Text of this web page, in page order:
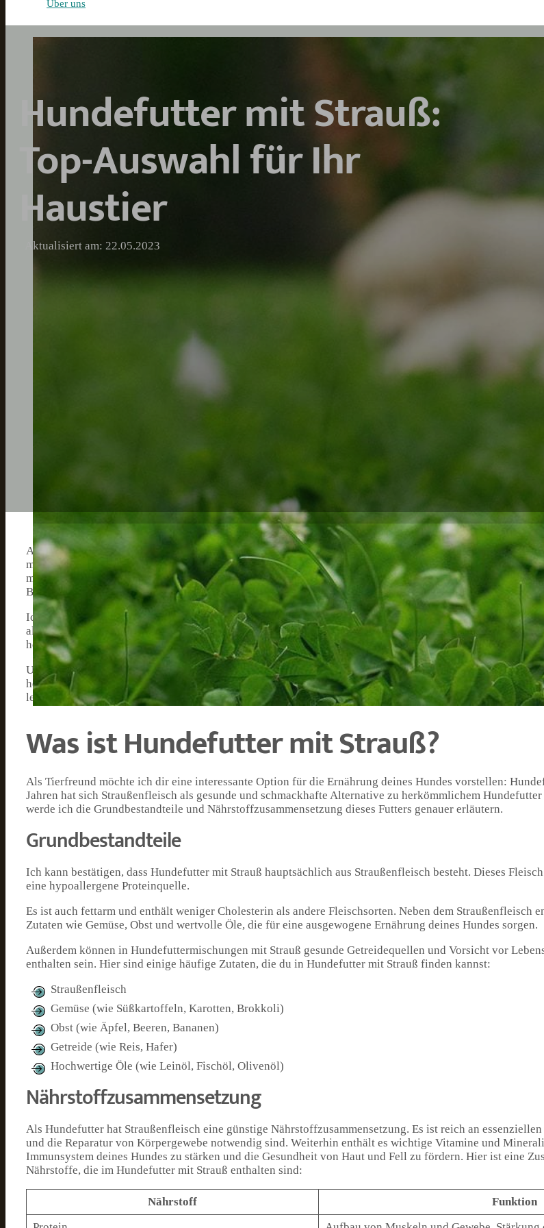
Über uns
Hundefutter mit Strauß:
Top-Auswahl für Ihr
Haustier
Aktualisiert am: 22.05.2023
Als erfahrene Hundebesitzerin und ernährungsbewusste Tierhalterin habe ich viel Zeit und Energie darauf
meine Hunde zu finden. Ich habe unterschiedliche Futtersorten ausprobiert, um herauszufinden, welche
meiner Vierbeiner sind. Innerhalb meiner Recherche bin ich auf Hundefutter mit Strauß gestoßen und
Beobachtungen dazu mit dir teilen.
Ich habe festgestellt, dass Hundefutter mit Strauß als Proteinquelle besonders gut verträglich ist, da
allergenarm ist. Viele Hunde leiden unter Futtermittelallergien oder -unverträglichkeiten, und in solchen
hervorragende Alternative zu herkömmlichen Fleischsorten bieten.
Um deine wichtigste Frage direkt zu beantworten: Hundefutter mit Strauß ist eine gesunde und oft besser
herkömmlichen Futtersorten. Es kann helfen, allergische Reaktionen und Verdauungsprobleme bei Hunden
leicht verdauliche und nährstoffreiche Proteinquelle liefert.
Was ist Hundefutter mit Strauß?
Als Tierfreund möchte ich dir eine interessante Option für die Ernährung deines Hundes vorstellen:
Jahren hat sich Straußenfleisch als gesunde und schmackhafte Alternative zu herkömmlichem
werde ich die Grundbestandteile und Nährstoffzusammensetzung dieses Futters genauer erläutern.
Grundbestandteile
Ich kann bestätigen, dass Hundefutter mit Strauß hauptsächlich aus Straußenfleisch besteht. Dieses
eine hypoallergene Proteinquelle.
Es ist auch fettarm und enthält weniger Cholesterin als andere Fleischsorten. Neben dem Straußenfleisch
Zutaten wie Gemüse, Obst und wertvolle Öle, die für eine ausgewogene Ernährung deines Hundes sorgen.
Außerdem können in Hundefuttermischungen mit Strauß gesunde Getreidequellen und Vorsicht vor
enthalten sein. Hier sind einige häufige Zutaten, die du in Hundefutter mit Strauß finden kannst:
Straußenfleisch
Gemüse (wie Süßkartoffeln, Karotten, Brokkoli)
Obst (wie Äpfel, Beeren, Bananen)
Getreide (wie Reis, Hafer)
Hochwertige Öle (wie Leinöl, Fischöl, Olivenöl)
Nährstoffzusammensetzung
Als Hundefutter hat Straußenfleisch eine günstige Nährstoffzusammensetzung. Es ist reich an
und die Reparatur von Körpergewebe notwendig sind. Weiterhin enthält es wichtige Vitamine und
Immunsystem deines Hundes zu stärken und die Gesundheit von Haut und Fell zu fördern. Hier ist eine
Nährstoffe, die im Hundefutter mit Strauß enthalten sind:
Nährstoff
Funktion